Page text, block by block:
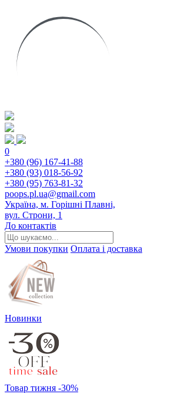
0
+380 (96) 167-41-88
+380 (93) 018-56-92
+380 (95) 763-81-32
poops.pl.ua@gmail.com
Україна, м. Горішні Плавні,
вул. Строни, 1
До контактів
Умови покупки Оплата і доставка
Новинки
Товар тижня -30%